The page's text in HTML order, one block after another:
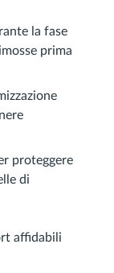
la fase
prima
proteggere
di
affidabili